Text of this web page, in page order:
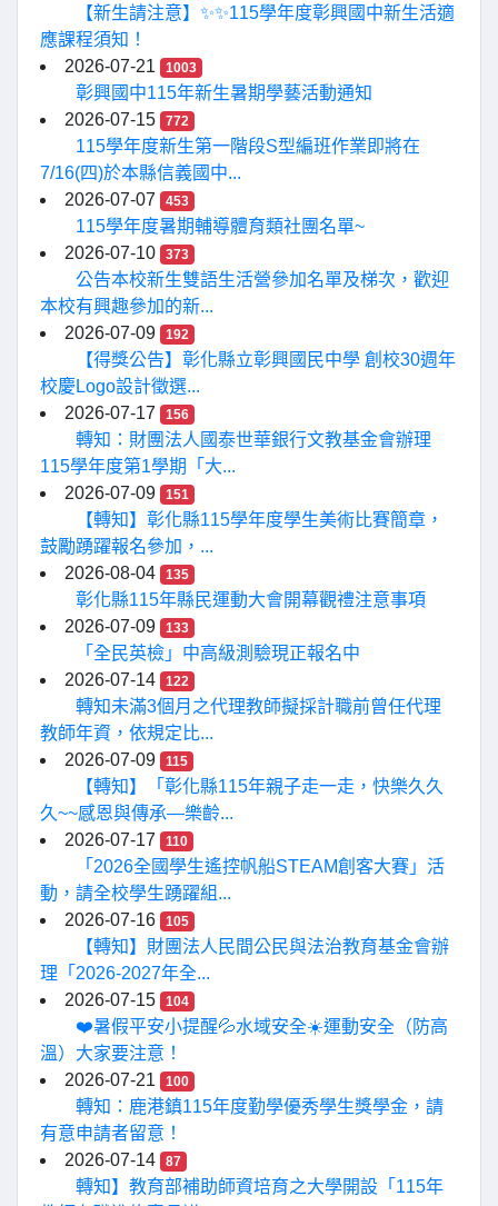
【新生請注意】✨✨115學年度彰興國中新生活適
應課程須知！
2026-07-21
1003
彰興國中115年新生暑期學藝活動通知
2026-07-15
772
115學年度新生第一階段S型編班作業即將在
7/16(四)於本縣信義國中...
2026-07-07
453
115學年度暑期輔導體育類社團名單~
2026-07-10
373
公告本校新生雙語生活營參加名單及梯次，歡迎
本校有興趣參加的新...
2026-07-09
192
【得獎公告】彰化縣立彰興國民中學 創校30週年
校慶Logo設計徵選...
2026-07-17
156
轉知：財團法人國泰世華銀行文教基金會辦理
115學年度第1學期「大...
2026-07-09
151
【轉知】彰化縣115學年度學生美術比賽簡章，
鼓勵踴躍報名參加，...
2026-08-04
135
彰化縣115年縣民運動大會開幕觀禮注意事項
2026-07-09
133
「全民英檢」中高級測驗現正報名中
2026-07-14
122
轉知未滿3個月之代理教師擬採計職前曾任代理
教師年資，依規定比...
2026-07-09
115
【轉知】「彰化縣115年親子走一走，快樂久久
久~~感恩與傳承—樂齡...
2026-07-17
110
「2026全國學生遙控帆船STEAM創客大賽」活
動，請全校學生踴躍組...
2026-07-16
105
【轉知】財團法人民間公民與法治教育基金會辦
理「2026-2027年全...
2026-07-15
104
❤️暑假平安小提醒💦水域安全☀️運動安全（防高
溫）大家要注意！
2026-07-21
100
轉知：鹿港鎮115年度勤學優秀學生獎學金，請
有意申請者留意！
2026-07-14
87
轉知】教育部補助師資培育之大學開設「115年